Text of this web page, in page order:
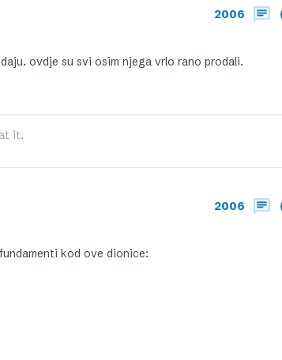
2006
ovdje su svi osim njega vrlo rano prodali.
it.
2006
kod ove dionice: